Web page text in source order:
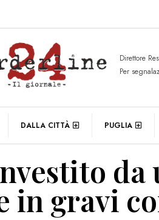
Direttore
Per
DALLA CITTÀ PUGLIA
da
in gravi